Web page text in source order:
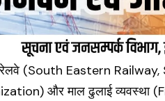
रेलवे (South Eastern
और माल ढुलाई व्यवस्था